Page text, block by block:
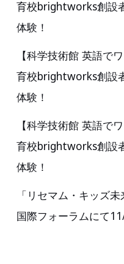
れ
た
玩
具
と
て
親
や
専
門
育校brightworks創設
体験！
【科学技術館 英語で
育校brightworks創設
体験！
【科学技術館 英語で
育校brightworks創設
体験！
「リセマム・キッズ
国際フォーラムにて